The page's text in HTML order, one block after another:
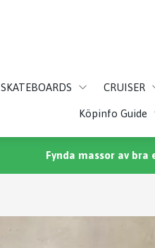
SKATEBOARDS CRUISER
Köpinfo Guide
Fynda massor av bra